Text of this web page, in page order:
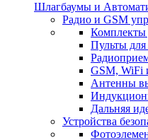
Шлагбаумы и
Радио и GSM
Комплекты
Пульты для
GSM, WiFi
Антенны
Дальняя
Устройства